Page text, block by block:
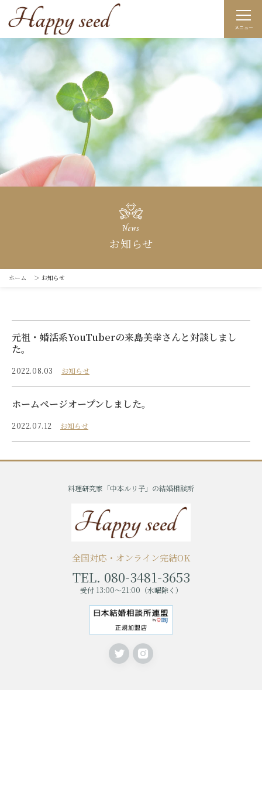
メニュー
News
お知らせ
ホーム ＞ お知らせ
元祖・婚活系YouTuberの来島美幸さんと対談しまし
た。
2022.08.03 お知らせ
ホームページオープンしました。
2022.07.12 お知らせ
料理研究家「中本ルリ子」の結婚相談所
全国対応・オンライン完結OK
TEL. 080-3481-3653
受付 13:00〜21:00（水曜除く）